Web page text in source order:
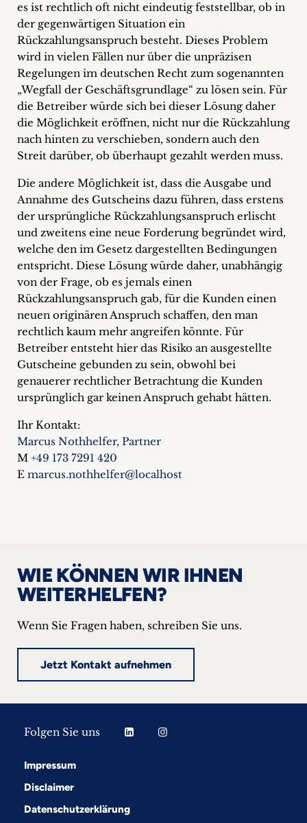
es ist rechtlich oft nicht eindeutig feststellbar, ob in
der gegenwärtigen Situation ein
Rückzahlungsanspruch besteht. Dieses Problem
wird in vielen Fällen nur über die unpräzisen
Regelungen im deutschen Recht zum sogenannten
„Wegfall der Geschäftsgrundlage“ zu lösen sein. Für
die Betreiber würde sich bei dieser Lösung daher
die Möglichkeit eröffnen, nicht nur die Rückzahlung
nach hinten zu verschieben, sondern auch den
Streit darüber, ob überhaupt gezahlt werden muss.
Die andere Möglichkeit ist, dass die Ausgabe und
Annahme des Gutscheins dazu führen, dass erstens
der ursprüngliche Rückzahlungsanspruch erlischt
und zweitens eine neue Forderung begründet wird,
welche den im Gesetz dargestellten Bedingungen
entspricht. Diese Lösung würde daher, unabhängig
von der Frage, ob es jemals einen
Rückzahlungsanspruch gab, für die Kunden einen
neuen originären Anspruch schaffen, den man
rechtlich kaum mehr angreifen könnte. Für
Betreiber entsteht hier das Risiko an ausgestellte
Gutscheine gebunden zu sein, obwohl bei
genauerer rechtlicher Betrachtung die Kunden
ursprünglich gar keinen Anspruch gehabt hätten.
Ihr Kontakt:
Marcus Nothhelfer, Partner
M +49 173 7291 420
E marcus.nothhelfer@localhost
WIE KÖNNEN WIR IHNEN
WEITERHELFEN?
Wenn Sie Fragen haben, schreiben Sie uns.
Jetzt Kontakt aufnehmen
Folgen Sie uns
Impressum
Disclaimer
Datenschutzerklärung